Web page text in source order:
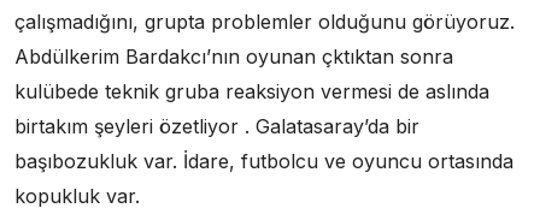
çalışmadığını, grupta problemler olduğunu görüyoruz.
Abdülkerim Bardakcı’nın oyunan çktıktan sonra
kulübede teknik gruba reaksiyon vermesi de aslında
birtakım şeyleri özetliyor . Galatasaray’da bir
başıbozukluk var. İdare, futbolcu ve oyuncu ortasında
kopukluk var.